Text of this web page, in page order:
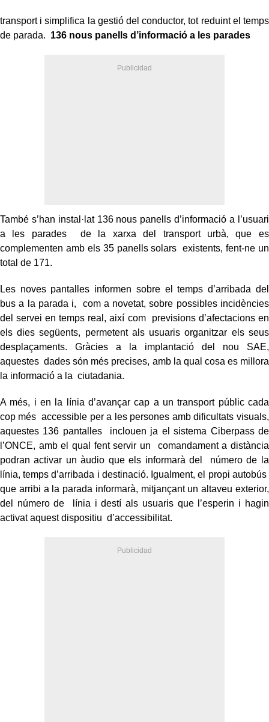
transport i simplifica la gestió del conductor, tot reduint el temps
de parada. 136 nous panells d’informació a les parades
També s’han instal·lat 136 nous panells d’informació a l’usuari
a les parades de la xarxa del transport urbà, que es
complementen amb els 35 panells solars existents, fent-ne un
total de 171.
Les noves pantalles informen sobre el temps d’arribada del
bus a la parada i, com a novetat, sobre possibles incidències
del servei en temps real, així com previsions d’afectacions en
els dies següents, permetent als usuaris organitzar els seus
desplaçaments. Gràcies a la implantació del nou SAE,
aquestes dades són més precises, amb la qual cosa es millora
la informació a la ciutadania.
A més, i en la línia d’avançar cap a un transport públic cada
cop més accessible per a les persones amb dificultats visuals,
aquestes 136 pantalles inclouen ja el sistema Ciberpass de
l’ONCE, amb el qual fent servir un comandament a distància
podran activar un àudio que els informarà del número de la
línia, temps d’arribada i destinació. Igualment, el propi autobús
que arribi a la parada informarà, mitjançant un altaveu exterior,
del número de línia i destí als usuaris que l’esperin i hagin
activat aquest dispositiu d’accessibilitat.